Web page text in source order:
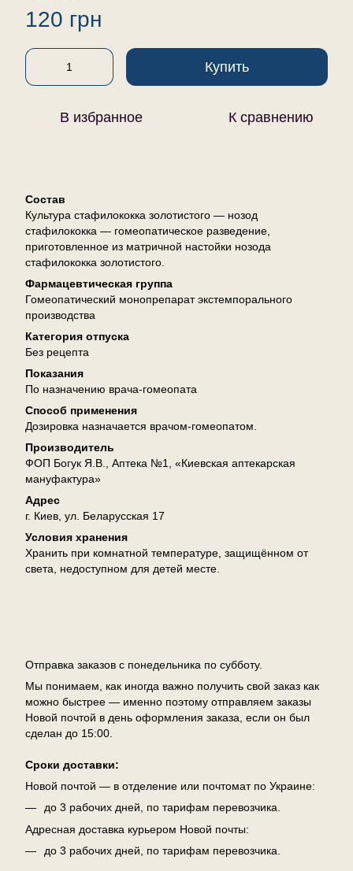
120 грн
Купить
В избранное К сравнению
Состав
Культура стафилококка золотистого — нозод
стафилококка — гомеопатическое разведение,
приготовленное из матричной настойки нозода
стафилококка золотистого.
Фармацевтическая группа
Гомеопатический монопрепарат экстемпорального
производства
Категория отпуска
Без рецепта
Показания
По назначению врача-гомеопата
Способ применения
Дозировка назначается врачом-гомеопатом.
Производитель
ФОП Богук Я.В., Аптека №1, «Киевская аптекарская
мануфактура»
Адрес
г. Киев, ул. Беларусская 17
Условия хранения
Хранить при комнатной температуре, защищённом от
света, недоступном для детей месте.
Отправка заказов с понедельника по субботу.
Мы понимаем, как иногда важно получить свой заказ как
можно быстрее — именно поэтому отправляем заказы
Новой почтой в день оформления заказа, если он был
сделан до 15:00.
Сроки доставки:
Новой почтой — в отделение или почтомат по Украине:
до 3 рабочих дней, по тарифам перевозчика.
Адресная доставка курьером Новой почты:
до 3 рабочих дней, по тарифам перевозчика.